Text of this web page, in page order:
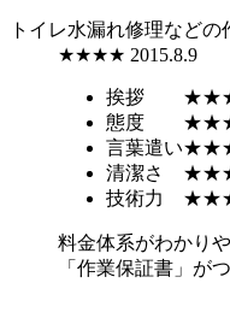
トイレ水漏れ修理などの
★★★★ 2015.8.9
挨拶
態度
言葉遣い
清潔さ
技術力
料金体系がわかり
「作業保証書」が